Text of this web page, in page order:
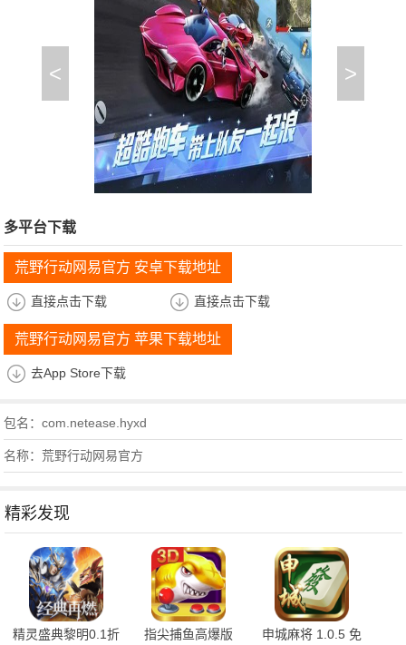
< >
多平台下载
荒野行动网易官方 安卓下载地址
直接点击下载 直接点击下载
荒野行动网易官方 苹果下载地址
去App Store下载
包名：com.netease.hyxd
名称：荒野行动网易官方
精彩发现
精灵盛典黎明0.1折
指尖捕鱼高爆版
申城麻将 1.0.5 免